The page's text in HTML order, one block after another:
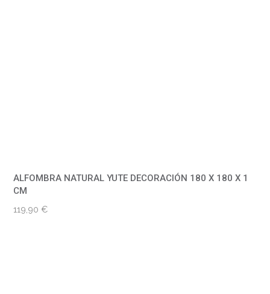
ALFOMBRA NATURAL YUTE DECORACIÓN 180 X 180 X 1
CM
119,90€